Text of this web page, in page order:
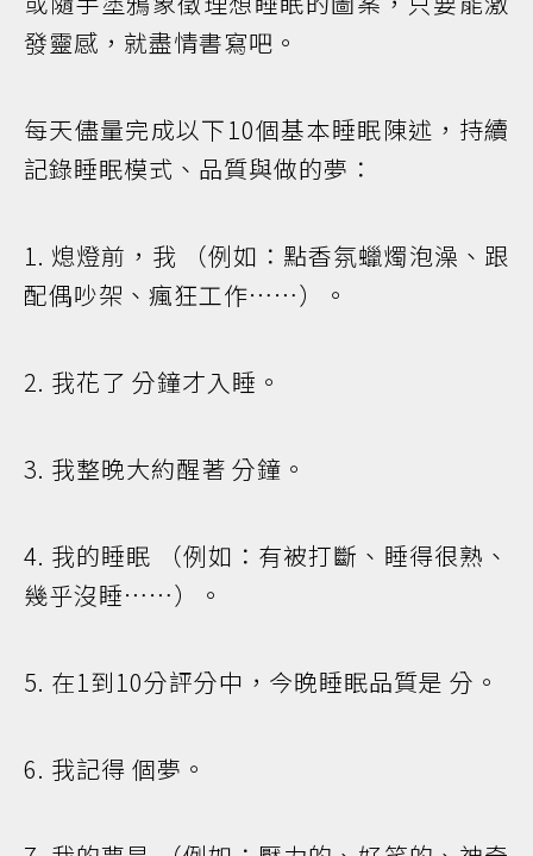
發靈感，就盡情書寫吧。
每天儘量完成以下10個基本睡眠陳述，持續
記錄睡眠模式、品質與做的夢：
1. 熄燈前，我 （例如：點香氛蠟燭泡澡、跟
配偶吵架、瘋狂工作⋯⋯）。
2. 我花了 分鐘才入睡。
3. 我整晚大約醒著 分鐘。
4. 我的睡眠 （例如：有被打斷、睡得很熟、
幾乎沒睡⋯⋯）。
5. 在1到10分評分中，今晚睡眠品質是 分。
6. 我記得 個夢。